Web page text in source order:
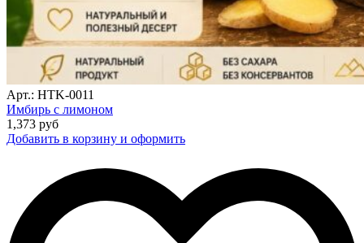
Арт.: HTK-0011
Имбирь с лимоном
1,373 руб
Добавить в корзину и оформить